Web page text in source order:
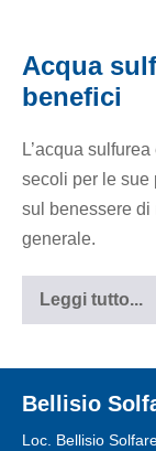
uso
proprietà
e
Acqua
benefici
L’acqua
secoli per le sue
sul benessere di
generale.
Leggi tutto...
Acqua
Bellisio
Loc. Bellisio